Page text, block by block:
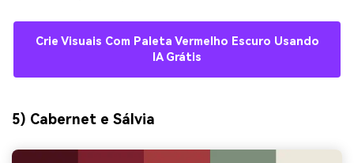
Crie Visuais Com Paleta Vermelho Escuro Usando
IA Grátis
5) Cabernet e Sálvia